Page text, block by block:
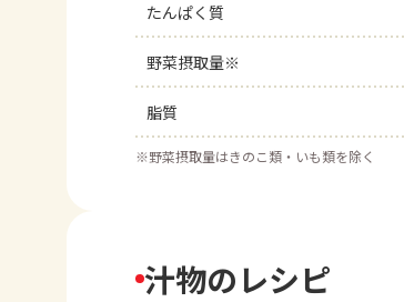
たんぱく質
野菜摂取量※
脂質
※野菜摂取量はきのこ類・いも類を除く
汁物のレシピ